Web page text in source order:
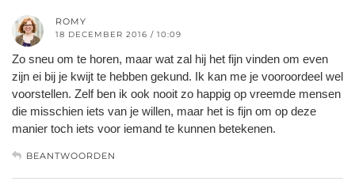
ROMY
18 DECEMBER 2016 / 10:09
Zo sneu om te horen, maar wat zal hij het fijn vinden om even
zijn ei bij je kwijt te hebben gekund. Ik kan me je vooroordeel wel
voorstellen. Zelf ben ik ook nooit zo happig op vreemde mensen
die misschien iets van je willen, maar het is fijn om op deze
manier toch iets voor iemand te kunnen betekenen.
BEANTWOORDEN